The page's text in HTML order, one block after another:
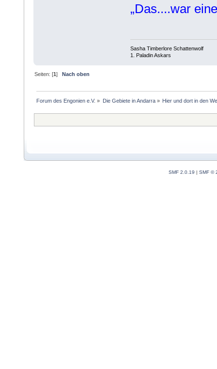
„Das....war
Sasha Timberlore Schattenwolf
1. Paladin Askars
Seiten: [1]Nach oben
Forum des Engonien e.V. » Die Gebiete in Andarra» Hier und dort in den
SMF 2.0.19 | SMF ©